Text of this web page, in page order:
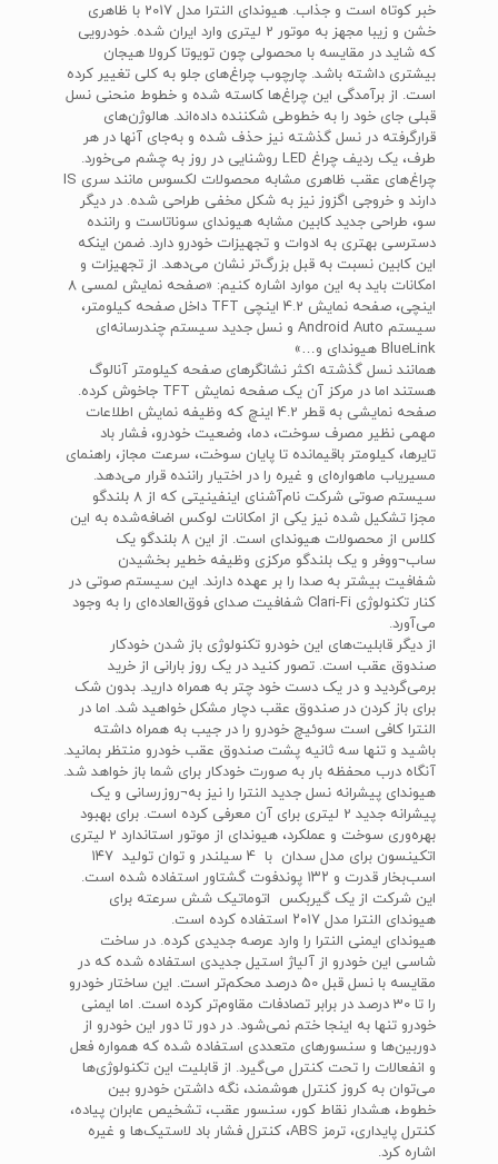
خبر کوتاه است و جذاب. هیوندای النترا مدل 2017 با ظاهری
خشن و زیبا مجهز به موتور 2 لیتری وارد ایران شده. خودرویی
که شاید در مقایسه با محصولی چون تویوتا کرولا هیجان
بیشتری داشته باشد. چارچوب چراغ‌های جلو به کلی تغییر کرده
است. از برآمدگی این چراغ‌ها کاسته شده و خطوط منحنی نسل
قبلی جای خود را به خطوطی شکننده داده‌اند. هالوژن‌های
قرارگرفته در نسل گذشته نیز حذف شده و به‌جای آنها در هر
طرف، یک ردیف چراغ LED روشنایی در روز به چشم می‌خورد.
چراغ‌های عقب ظاهری مشابه محصولات لکسوس مانند سری IS
دارند و خروجی اگزوز نیز به شکل مخفی طراحی شده. در دیگر
سو، طراحی جدید کابین مشابه هیوندای سوناتاست و راننده
دسترسی بهتری به ادوات و تجهیزات خودرو دارد. ضمن اینکه
این کابین نسبت به قبل بزرگ‌تر نشان می‌دهد. از تجهیزات و
امکانات باید به این موارد اشاره کنیم: «صفحه نمایش لمسی 8
اینچی، صفحه نمایش 4.2 اینچی TFT داخل صفحه کیلومتر،
سیستم Android Auto و نسل جدید سیستم چندرسانه‌ای
BlueLink هیوندای و…»
همانند نسل گذشته اکثر نشانگرهای صفحه کیلومتر آنالوگ
هستند اما در مرکز آن یک صفحه نمایش TFT جاخوش کرده.
صفحه نمایشی به قطر 4.2 اینچ که وظیفه نمایش اطلاعات
مهمی نظیر مصرف سوخت، دما، وضعیت خودرو، فشار باد
تایرها، کیلومتر باقیمانده تا پایان سوخت، سرعت مجاز، راهنمای
مسیریاب ماهواره‌ای و غیره را در اختیار راننده قرار می‌دهد.
سیستم صوتی شرکت نام‌آشنای اینفینیتی که از 8 بلندگو
مجزا تشکیل شده نیز یکی از امکانات لوکس اضافه‌شده به این
کلاس از محصولات هیوندای است. از این 8 بلندگو یک
ساب¬ووفر و یک بلندگو مرکزی وظیفه خطیر بخشیدن
شفافیت بیشتر به صدا را بر عهده دارند. این سیستم صوتی در
کنار تکنولوژی Clari-Fi شفافیت صدای فوق‌العاده‌ای را به وجود
می‌آورد.
از دیگر قابلیت‌های این خودرو تکنولوژی باز شدن خودکار
صندوق عقب است. تصور کنید در یک روز بارانی از خرید
برمی‌گردید و در یک دست خود چتر به همراه دارید. بدون شک
برای باز کردن در صندوق عقب دچار مشکل خواهید شد. اما در
النترا کافی است سوئیچ خودرو را در جیب به همراه داشته
باشید و تنها سه ثانیه پشت صندوق عقب خودرو منتظر بمانید.
آنگاه درب محفظه بار به صورت خودکار برای شما باز خواهد شد.
هیوندای پیشرانه نسل جدید النترا را نیز به¬‌روزرسانی و یک
پیشرانه جدید 2 لیتری برای آن معرفی کرده است. برای بهبود
بهره‌وری سوخت و عملکرد، هیوندای از موتور استاندارد 2 لیتری
اتکینسون برای مدل سدان با 4 سیلندر و توان تولید ۱۴۷
اسب‌بخار قدرت و ۱۳۲ پوندفوت گشتاور استفاده شده است.
این شرکت از یک گیربکس اتوماتیک شش سرعته برای
هیوندای النترا مدل ۲۰۱۷ استفاده کرده است.
هیوندای ایمنی النترا را وارد عرصه جدیدی کرده. در ساخت
شاسی این خودرو از آلیاژ استیل جدیدی استفاده شده که در
مقایسه با نسل قبل 50 درصد محکم‌تر است. این ساختار خودرو
را تا 30 درصد در برابر تصادفات مقاوم‌تر کرده است. اما ایمنی
خودرو تنها به اینجا ختم نمی‌شود. در دور تا دور این خودرو از
دوربین‌ها و سنسورهای متعددی استفاده شده که همواره فعل
و انفعالات را تحت کنترل می‌گیرد. از قابلیت این تکنولوژی‌ها
می‌توان به کروز کنترل هوشمند، نگه داشتن خودرو بین
خطوط، هشدار نقاط کور، سنسور عقب، تشخیص عابران پیاده،
کنترل پایداری، ترمز ABS، کنترل فشار باد لاستیک‌ها و غیره
اشاره کرد.